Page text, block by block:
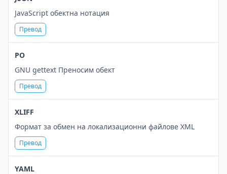
JavaScript обектна нотация
Превод
PO
GNU gettext Преносим обект
Превод
XLIFF
Формат за обмен на локализационни файлове XML
Превод
YAML